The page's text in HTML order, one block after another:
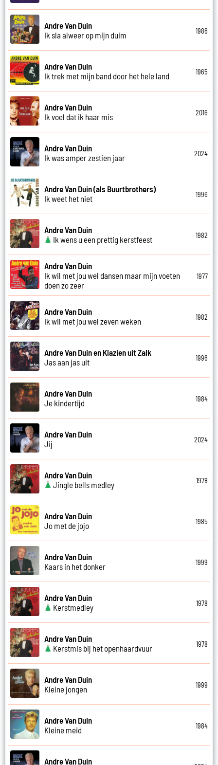
Andre Van Duin
Ik sla alweer op mijn duim
1986
Andre Van Duin
Ik trek met mijn band door het hele land
1965
Andre Van Duin
Ik voel dat ik haar mis
2016
Andre Van Duin
Ik was amper zestien jaar
2024
Andre Van Duin (als Buurtbrothers)
Ik weet het niet
1996
Andre Van Duin
Ik wens u een prettig kerstfeest
1982
Andre Van Duin
Ik wil met jou wel dansen maar mijn voeten
doen zo zeer
1977
Andre Van Duin
Ik wil met jou wel zeven weken
1982
Andre Van Duin en Klazien uit Zalk
Jas aan jas uit
1996
Andre Van Duin
Je kindertijd
1984
Andre Van Duin
Jij
2024
Andre Van Duin
Jingle bells medley
1978
Andre Van Duin
Jo met de jojo
1985
Andre Van Duin
Kaars in het donker
1999
Andre Van Duin
Kerstmedley
1978
Andre Van Duin
Kerstmis bij het openhaardvuur
1978
Andre Van Duin
Kleine jongen
1999
Andre Van Duin
Kleine meid
1984
Andre Van Duin